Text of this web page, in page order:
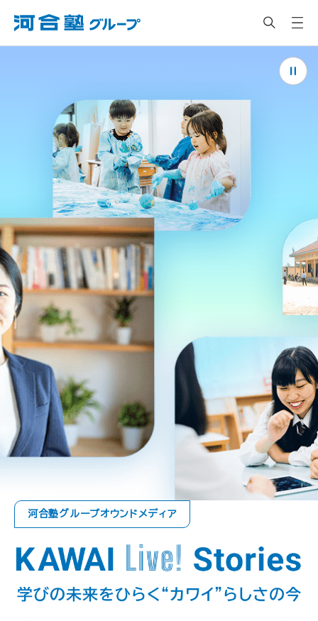
河合塾グループオウンドメディア